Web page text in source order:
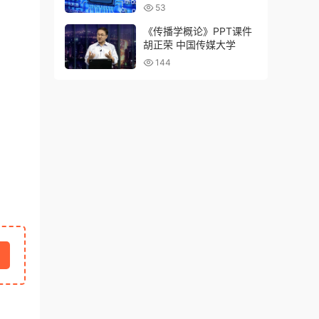
53
《传播学概论》PPT课件
胡正荣 中国传媒大学
144